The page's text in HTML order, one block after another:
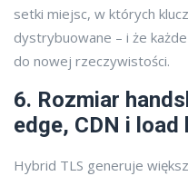
setki miejsc, w których
dystrybuowane – i że
do nowej rzeczywistości.
6. Rozmiar
edge, CDN i load
Hybrid TLS generuje